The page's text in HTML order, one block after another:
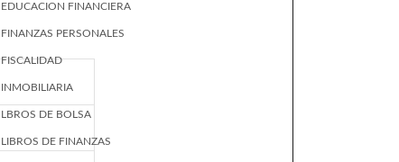
EDUCACION FINANCIERA
FINANZAS PERSONALES
FISCALIDAD
INMOBILIARIA
LBROS DE BOLSA
LIBROS DE FINANZAS